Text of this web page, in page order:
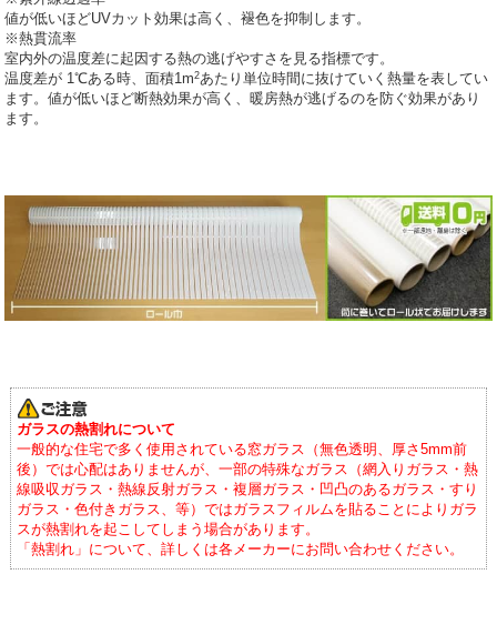
値が低いほどUVカット効果は高く、褪色を抑制します。
※熱貫流率
室内外の温度差に起因する熱の逃げやすさを見る指標です。
温度差が 1℃ある時、面積1m2あたり単位時間に抜けていく熱量を表してい
ます。値が低いほど断熱効果が高く、暖房熱が逃げるのを防ぐ効果があり
ます。
ガラスの熱割れについて
一般的な住宅で多く使用されている窓ガラス（無色透明、厚さ5mm前
後）では心配はありませんが、一部の特殊なガラス（網入りガラス・熱
線吸収ガラス・熱線反射ガラス・複層ガラス・凹凸のあるガラス・すり
ガラス・色付きガラス、等）ではガラスフィルムを貼ることによりガラ
スが熱割れを起こしてしまう場合があります。
「熱割れ」について、詳しくは各メーカーにお問い合わせください。